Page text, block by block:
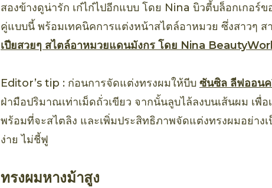
สองข้างดูน่ารัก เก๋ไก๋ไปอีกแบบ โดย Nina บิวตี้บล็อกเกอร์ข
คู่แบบนี้ พร้อมเทคนิคการแต่งหน้าสไตล์อาหมวย ซึ่งสาวๆ ส
เปียสวยๆ สไตล์อาหมวยแดนมังกร โดย Nina
Editor’s tip : ก่อนการจัดแต่งทรงผมให้บีบ ซันซิล ลีฟออนค
ฝ่ามือปริมาณเท่าเม็ดถั่วเขียว จากนั้นลูบไล้ลงบนเส้นผม เพื่อ
พร้อมที่จะสไตลิง และเพิ่มประสิทธิภาพจัดแต่งทรงผมอย่าง
ง่าย ไม่ชี้ฟู
ทรงผมหางม้าสูง